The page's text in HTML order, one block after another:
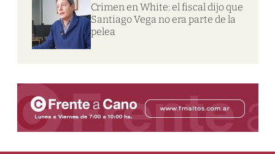
Crimen en White: el fiscal dijo que
Santiago Vega no era parte de la
pelea